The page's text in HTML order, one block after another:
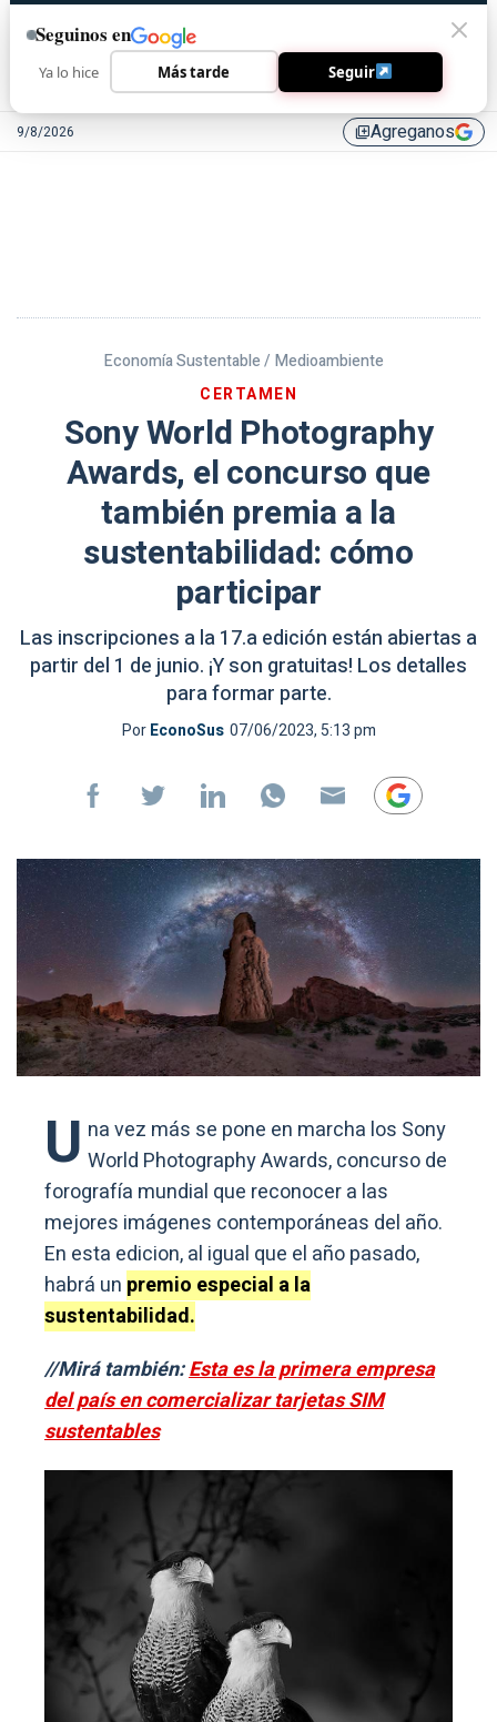
9/8/2026 library_addAgreganos
Economía Sustentable / Medioambiente
CERTAMEN
Sony World Photography
Awards, el concurso que
también premia a la
sustentabilidad: cómo
participar
Las inscripciones a la 17.a edición están abiertas a
partir del 1 de junio. ¡Y son gratuitas! Los detalles
para formar parte.
PorEconoSus 07/06/2023, 5:13 pm
U na vez más se pone en marcha los Sony
World Photography Awards, concurso de
forografía mundial que reconocer a las
mejores imágenes contemporáneas del año.
En esta edicion, al igual que el año pasado,
habrá un premio especial a la
sustentabilidad.
//Mirá también:Esta es la primera empresa
del país en comercializar tarjetas SIM
sustentables
Seguinos en
Ya lo hice Más tarde Seguir